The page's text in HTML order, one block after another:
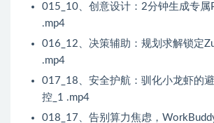
015_10、创意设计：2分钟生成专属
.mp4
016_12、决策辅助：规划求解锁定
.mp4
017_18、安全护航：驯化小龙虾的
控_1 .mp4
018_17、告别算力焦虑，